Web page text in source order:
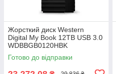
Жорсткий диск Western
Digital My Book 12TB USB 3.0
WDBBGB0120HBK
Готово до відправки